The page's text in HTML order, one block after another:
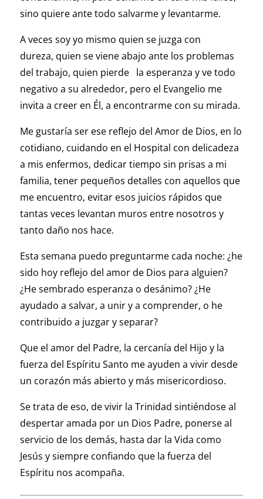
sino quiere ante todo salvarme y levantarme.
A veces soy yo mismo quien se juzga con
dureza, quien se viene abajo ante los problemas
del trabajo, quien pierde la esperanza y ve todo
negativo a su alrededor, pero el Evangelio me
invita a creer en Él, a encontrarme con su mirada.
Me gustaría ser ese reflejo del Amor de Dios, en lo
cotidiano, cuidando en el Hospital con delicadeza
a mis enfermos, dedicar tiempo sin prisas a mi
familia, tener pequeños detalles con aquellos que
me encuentro, evitar esos juicios rápidos que
tantas veces levantan muros entre nosotros y
tanto daño nos hace.
Esta semana puedo preguntarme cada noche: ¿he
sido hoy reflejo del amor de Dios para alguien?
¿He sembrado esperanza o desánimo? ¿He
ayudado a salvar, a unir y a comprender, o he
contribuido a juzgar y separar?
Que el amor del Padre, la cercanía del Hijo y la
fuerza del Espíritu Santo me ayuden a vivir desde
un corazón más abierto y más misericordioso.
Se trata de eso, de vivir la Trinidad sintiéndose al
despertar amada por un Dios Padre, ponerse al
servicio de los demás, hasta dar la Vida como
Jesús y siempre confiando que la fuerza del
Espíritu nos acompaña.